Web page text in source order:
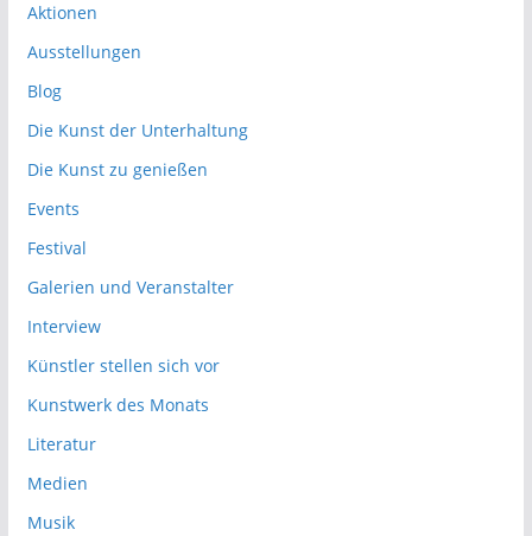
Aktionen
Ausstellungen
Blog
Die Kunst der Unterhaltung
Die Kunst zu genießen
Events
Festival
Galerien und Veranstalter
Interview
Künstler stellen sich vor
Kunstwerk des Monats
Literatur
Medien
Musik